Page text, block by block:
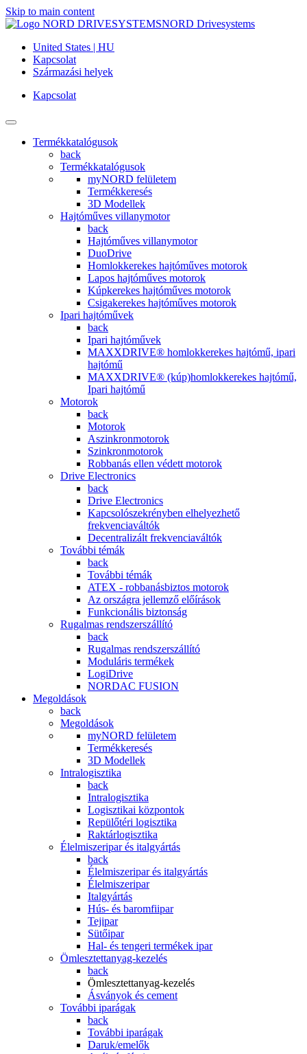
Skip to main content
NORD Drivesystems
United States | HU
Kapcsolat
Származási helyek
Kapcsolat
Termékkatalógusok
back
Termékkatalógusok
myNORD felületem
Termékkeresés
3D Modellek
Hajtóműves villanymotor
back
Hajtóműves villanymotor
DuoDrive
Homlokkerekes hajtóműves motorok
Lapos hajtóműves motorok
Kúpkerekes hajtóműves motorok
Csigakerekes hajtóműves motorok
Ipari hajtóművek
back
Ipari hajtóművek
MAXXDRIVE® homlokkerekes hajtómű, ipari
hajtómű
MAXXDRIVE® (kúp)homlokkerekes hajtómű,
Ipari hajtómű
Motorok
back
Motorok
Aszinkronmotorok
Szinkronmotorok
Robbanás ellen védett motorok
Drive Electronics
back
Drive Electronics
Kapcsolószekrényben elhelyezhető
frekvenciaváltók
Decentralizált frekvenciaváltók
További témák
back
További témák
ATEX - robbanásbiztos motorok
Az országra jellemző előírások
Funkcionális biztonság
Rugalmas rendszerszállító
back
Rugalmas rendszerszállító
Moduláris termékek
LogiDrive
NORDAC FUSION
Megoldások
back
Megoldások
myNORD felületem
Termékkeresés
3D Modellek
Intralogisztika
back
Intralogisztika
Logisztikai központok
Repülőtéri logisztika
Raktárlogisztika
Élelmiszeripar és italgyártás
back
Élelmiszeripar és italgyártás
Élelmiszeripar
Italgyártás
Hús- és baromfiipar
Tejipar
Sütőipar
Hal- és tengeri termékek ipar
Ömlesztettanyag-kezelés
back
Ömlesztettanyag-kezelés
Ásványok és cement
További iparágak
back
További iparágak
Daruk/emelők